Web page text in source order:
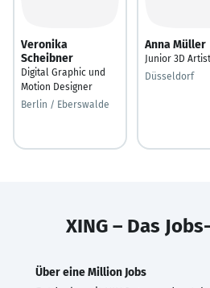
Veronika
Scheibner
Digital Graphic und
Motion Designer
Berlin / Eberswalde
Anna Müller
Junior 3D Artist
Düsseldorf
XING – Das
Über eine Million Jobs